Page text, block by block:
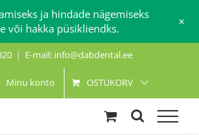
| E-mail: info@dabdental.ee
Minu konto OSTUKORV
ja hindade nägemiseks
või hakka püsikliendks.
+